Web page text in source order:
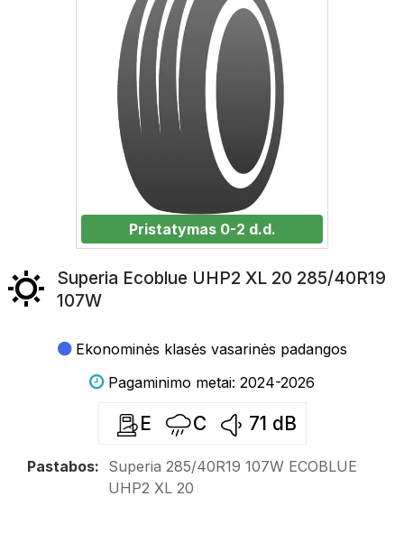
Pristatymas 0-2 d.d.
Superia Ecoblue UHP2 XL 20 285/40R19
107W
Ekonominės klasės vasarinės padangos
Pagaminimo metai: 2024-2026
E C 71 dB
Pastabos: Superia 285/40R19 107W ECOBLUE
UHP2 XL 20